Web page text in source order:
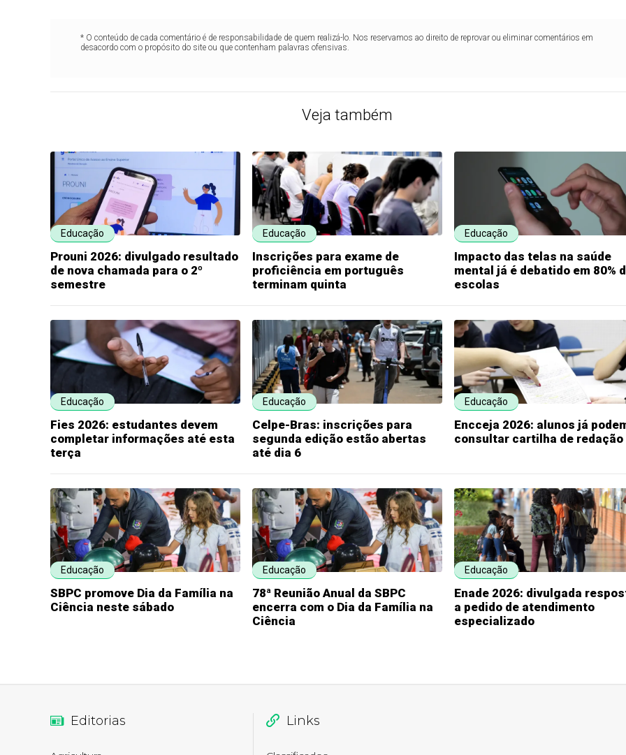
* O conteúdo de cada comentário é de responsabilidade de quem realizá-lo. Nos reservamos ao direito de reprovar ou eliminar comentários em
desacordo com o propósito do site ou que contenham palavras ofensivas.
Veja também
Educação
Prouni 2026: divulgado resultado
de nova chamada para o 2º
semestre
Educação
Inscrições para exame de
proficiência em português
terminam quinta
Educação
Impacto das telas na saúde
mental já é debatido em 80%
escolas
Educação
Fies 2026: estudantes devem
completar informações até esta
terça
Educação
Celpe-Bras: inscrições para
segunda edição estão abertas
até dia 6
Educação
Encceja 2026: alunos já
consultar cartilha de redação
Educação
SBPC promove Dia da Família na
Ciência neste sábado
Educação
78ª Reunião Anual da SBPC
encerra com o Dia da Família na
Ciência
Educação
Enade 2026: divulgada
a pedido de atendimento
especializado
Editorias Links